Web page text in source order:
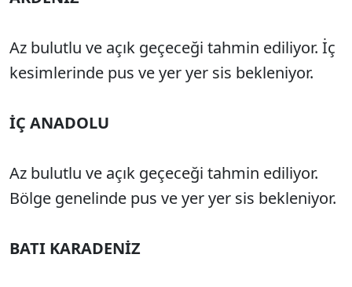
Az bulutlu ve açık geçeceği tahmin ediliyor. İç
kesimlerinde pus ve yer yer sis bekleniyor.
İÇ ANADOLU
Az bulutlu ve açık geçeceği tahmin ediliyor.
Bölge genelinde pus ve yer yer sis bekleniyor.
BATI KARADENİZ